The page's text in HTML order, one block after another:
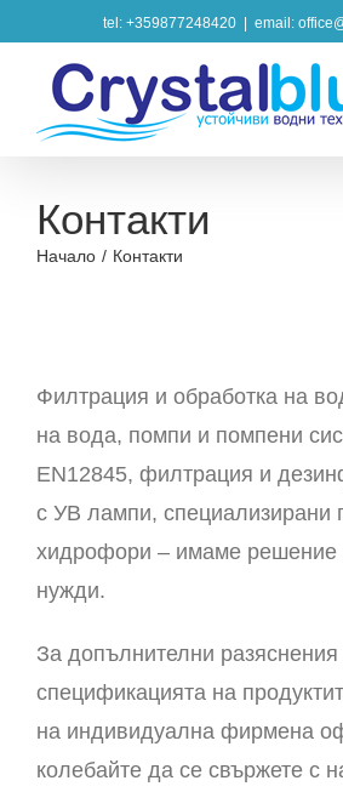
content
tel: +359877248420 email:
Контакти
Начало / Контакти
Филтрация и обработка на
на вода, помпи и помпени
EN12845, филтрация и
с УВ лампи, специализирани
хидрофори – имаме решение
нужди.
За допълнителни разяснения
спецификацията на
на индивидуална фирмена
колебайте да се свържете с